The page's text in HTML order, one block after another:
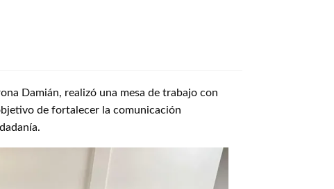
Damián, realizó una mesa de trabajo con
de fortalecer la comunicación